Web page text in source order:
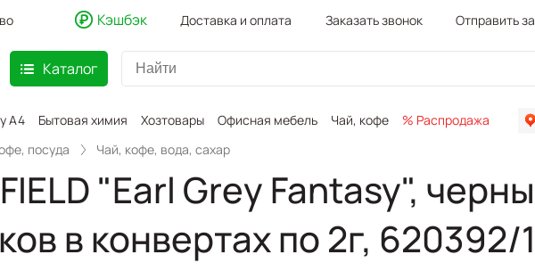
Кэшбэк Доставка и оплата Заказать звонок Отправить
Каталог
A4 Бытовая химия Хозтовары Офисная мебель Чай, кофе % Распродажа
посуда Чай, кофе, вода, сахар
"Earl Grey Fantasy",
в конвертах по 2г, 620392/